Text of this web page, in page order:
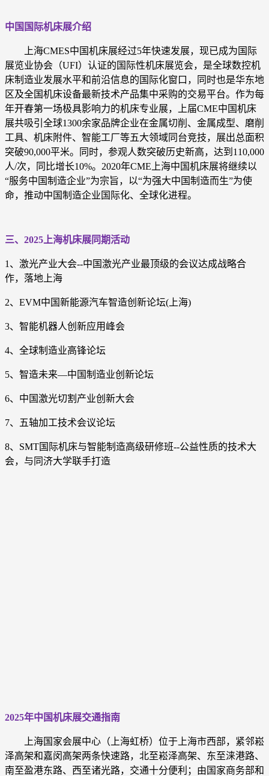
中国国际机床展介绍
上海CMES中国机床展经过5年快速发展，现已成为国际
展览业协会（UFI）认证的国际性机床展览会，是全球数控机
床制造业发展水平和前沿信息的国际化窗口，同时也是华东地
区及全国机床设备最新技术产品集中采购的交易平台。作为每
年开春第一场极具影响力的机床专业展，上届CME中国机床
展共吸引全球1300余家品牌企业在金属切削、金属成型、磨削
工具、机床附件、智能工厂等五大领域同台竞技，展出总面积
突破90,000平米。同时，参观人数突破历史新高，达到110,000
人/次，同比增长10%。2020年CME上海中国机床展将继续以
“服务中国制造企业”为宗旨，以“为强大中国制造而生”为使
命，推动中国制造企业国际化、全球化进程。
三、2025上海机床展同期活动
1、激光产业大会--中国激光产业最顶级的会议达成战略合
作，落地上海
2、EVM中国新能源汽车智造创新论坛(上海)
3、智能机器人创新应用峰会
4、全球制造业高锋论坛
5、智造未来—中国制造业创新论坛
6、中国激光切割产业创新大会
7、五轴加工技术会议论坛
8、SMT国际机床与智能制造高级研修班--公益性质的技术大
会，与同济大学联手打造
2025年中国机床展交通指南
上海国家会展中心（上海虹桥）位于上海市西部，紧邻崧
泽高架和嘉闵高架两条快速路，北至崧泽高架、东至涞港路、
南至盈港东路、西至诸光路，交通十分便利；由国家商务部和